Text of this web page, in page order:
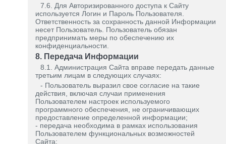
7.6. Для Авторизированного доступа к Сайту
используется Логин и Пароль Пользователя.
Ответственность за сохранность данной Информации
несет Пользователь. Пользователь обязан
предпринимать меры по обеспечению их
конфиденциальности.
8. Передача Информации
8.1. Администрация Сайта вправе передать данные
третьим лицам в следующих случаях:
- Пользователь выразил свое согласие на такие
действия, включая случаи применения
Пользователем настроек используемого
программного обеспечения, не ограничивающих
предоставление определенной информации;
- передача необходима в рамках использования
Пользователем функциональных возможностей
Сайта;